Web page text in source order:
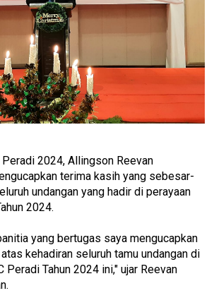
2024, Allingson Reevan
terima kasih yang sebesar-
undangan yang hadir di perayaan
2024.
yang bertugas saya mengucapkan
kehadiran seluruh tamu undangan di
Peradi Tahun 2024 ini," ujar Reevan